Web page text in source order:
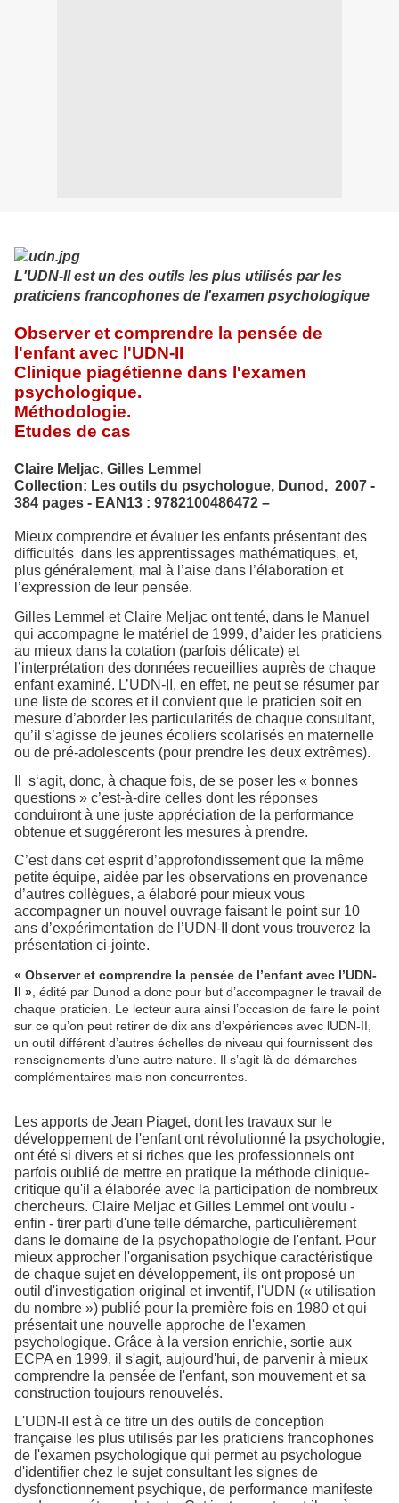
L'UDN-II est un des outils les plus utilisés par les
praticiens francophones de l'examen psychologique
Observer et comprendre la pensée de
l'enfant avec l'UDN-II
Clinique piagétienne dans l'examen
psychologique.
Méthodologie.
Etudes de cas
Claire Meljac, Gilles Lemmel
Collection: Les outils du psychologue, Dunod, 2007 -
384 pages - EAN13 : 9782100486472 –
Mieux comprendre et évaluer les enfants présentant des
difficultés dans les apprentissages mathématiques, et,
plus généralement, mal à l’aise dans l’élaboration et
l’expression de leur pensée.
Gilles Lemmel et Claire Meljac ont tenté, dans le Manuel
qui accompagne le matériel de 1999, d’aider les praticiens
au mieux dans la cotation (parfois délicate) et
l’interprétation des données recueillies auprès de chaque
enfant examiné. L’UDN-II, en effet, ne peut se résumer par
une liste de scores et il convient que le praticien soit en
mesure d’aborder les particularités de chaque consultant,
qu’il s’agisse de jeunes écoliers scolarisés en maternelle
ou de pré-adolescents (pour prendre les deux extrêmes).
s‘agit, donc, à chaque fois, de se poser les « bonnes
questions » c’est-à-dire celles dont les réponses
conduiront à une juste appréciation de la performance
obtenue et suggéreront les mesures à prendre.
C’est dans cet esprit d’approfondissement que la même
petite équipe, aidée par les observations en provenance
d’autres collègues, a élaboré pour mieux vous
accompagner un nouvel ouvrage faisant le point sur 10
ans d’expérimentation de l’UDN-II dont vous trouverez la
présentation ci-jointe.
« Observer et comprendre la pensée de l’enfant avec l’UDN-
II » , édité par Dunod a donc pour but d’accompagner le travail de
chaque praticien. Le lecteur aura ainsi l’occasion de faire le point
sur ce qu’on peut retirer de dix ans d’expériences avec lUDN-II,
un outil différent d’autres échelles de niveau qui fournissent des
renseignements d’une autre nature. Il s’agit là de démarches
complémentaires mais non concurrentes.
Les apports de Jean Piaget, dont les travaux sur le
développement de l'enfant ont révolutionné la psychologie,
ont été si divers et si riches que les professionnels ont
parfois oublié de mettre en pratique la méthode clinique-
critique qu'il a élaborée avec la participation de nombreux
chercheurs. Claire Meljac et Gilles Lemmel ont voulu -
enfin - tirer parti d'une telle démarche, particulièrement
dans le domaine de la psychopathologie de l'enfant. Pour
mieux approcher l'organisation psychique caractéristique
de chaque sujet en développement, ils ont proposé un
outil d'investigation original et inventif, l'UDN (« utilisation
du nombre ») publié pour la première fois en 1980 et qui
présentait une nouvelle approche de l'examen
psychologique. Grâce à la version enrichie, sortie aux
ECPA en 1999, il s'agit, aujourd'hui, de parvenir à mieux
comprendre la pensée de l'enfant, son mouvement et sa
construction toujours renouvelés.
L'UDN-II est à ce titre un des outils de conception
française les plus utilisés par les praticiens francophones
de l'examen psychologique qui permet au psychologue
d'identifier chez le sujet consultant les signes de
dysfonctionnement psychique, de performance manifeste